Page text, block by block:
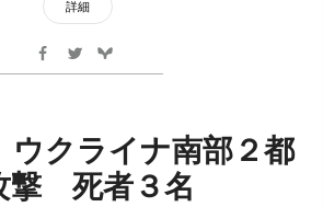
詳細
ウクライナ南部２都
撃 死者３名